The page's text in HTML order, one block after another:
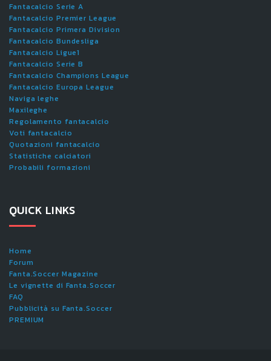
Fantacalcio Serie A
Fantacalcio Premier League
Fantacalcio Primera Division
Fantacalcio Bundesliga
Fantacalcio Ligue1
Fantacalcio Serie B
Fantacalcio Champions League
Fantacalcio Europa League
Naviga leghe
Maxileghe
Regolamento fantacalcio
Voti fantacalcio
Quotazioni fantacalcio
Statistiche calciatori
Probabili formazioni
QUICK LINKS
Home
Forum
Fanta.Soccer Magazine
Le vignette di Fanta.Soccer
FAQ
Pubblicità su Fanta.Soccer
PREMIUM